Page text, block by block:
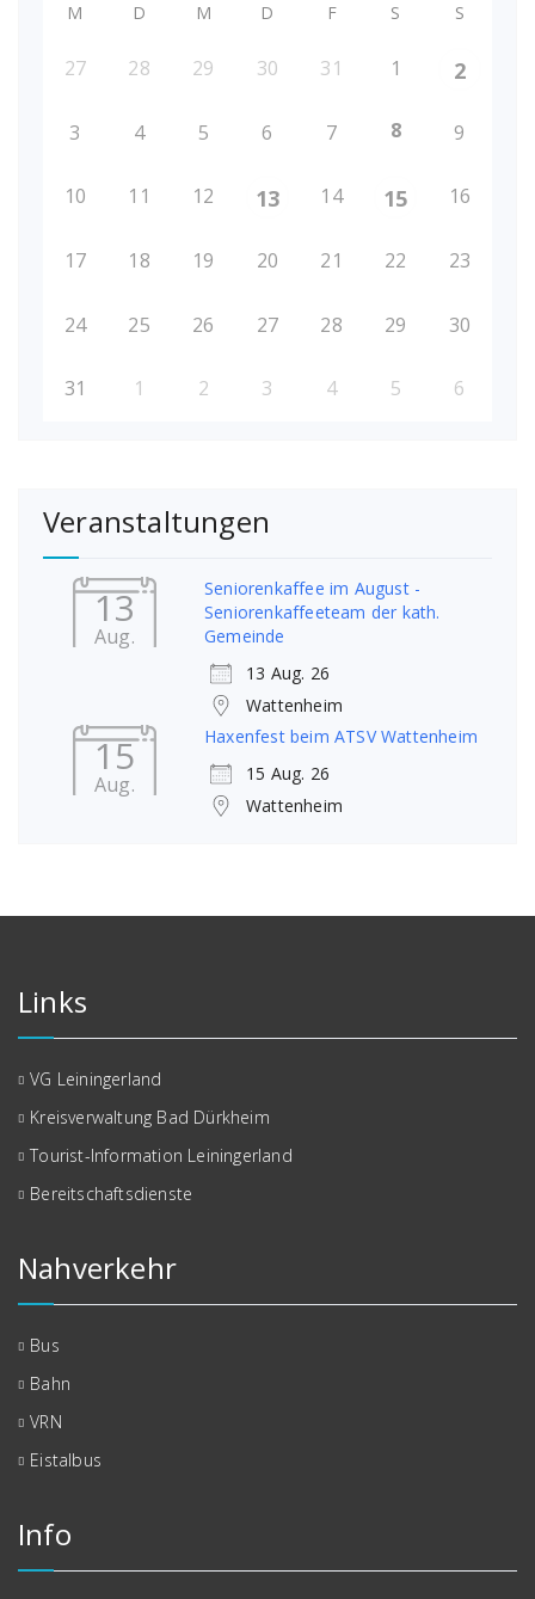
M D M D F S S
27 28 29 30 31 1 2
3 4 5 6 7 8 9
10 11 12 13 14 15 16
17 18 19 20 21 22 23
24 25 26 27 28 29 30
31 1 2 3 4 5 6
Veranstaltungen
13
Aug.
Seniorenkaffee im August -
Seniorenkaffeeteam der kath.
Gemeinde
13 Aug. 26
Wattenheim
15
Aug.
Haxenfest beim ATSV Wattenheim
15 Aug. 26
Wattenheim
Links
VG Leiningerland
Kreisverwaltung Bad Dürkheim
Tourist-Information Leiningerland
Bereitschaftsdienste
Nahverkehr
Bus
Bahn
VRN
Eistalbus
Info